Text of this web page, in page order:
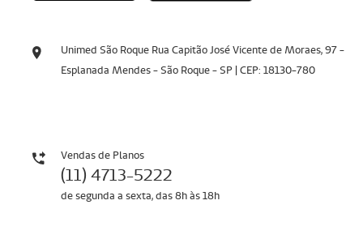
Unimed São Roque Rua Capitão José Vicente de Moraes, 97 -
Esplanada Mendes - São Roque - SP | CEP: 18130-780
Vendas de Planos
(11) 4713-5222
de segunda a sexta, das 8h às 18h